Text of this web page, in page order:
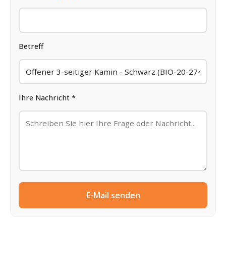
Betreff
Ihre Nachricht *
E-Mail senden